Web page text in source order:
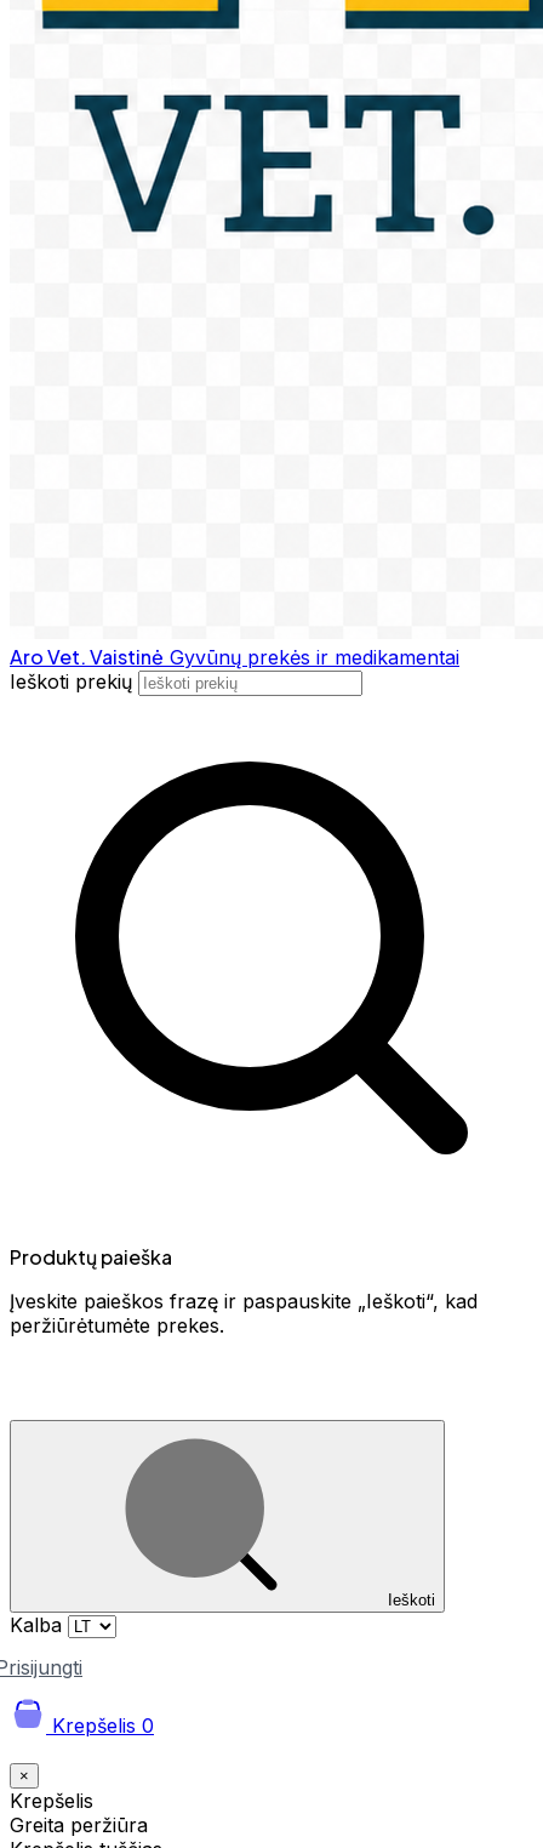
Aro Vet. Vaistinė Gyvūnų prekės ir medikamentai
Ieškoti prekių
Produktų paieška
Įveskite paieškos frazę ir paspauskite „Ieškoti“, kad
peržiūrėtumėte prekes.
Ieškoti
Kalba
Krepšelis 0
×
Krepšelis
Greita peržiūra